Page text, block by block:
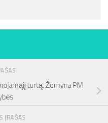
turtą: Žemyna PM
ĮRAŠAS